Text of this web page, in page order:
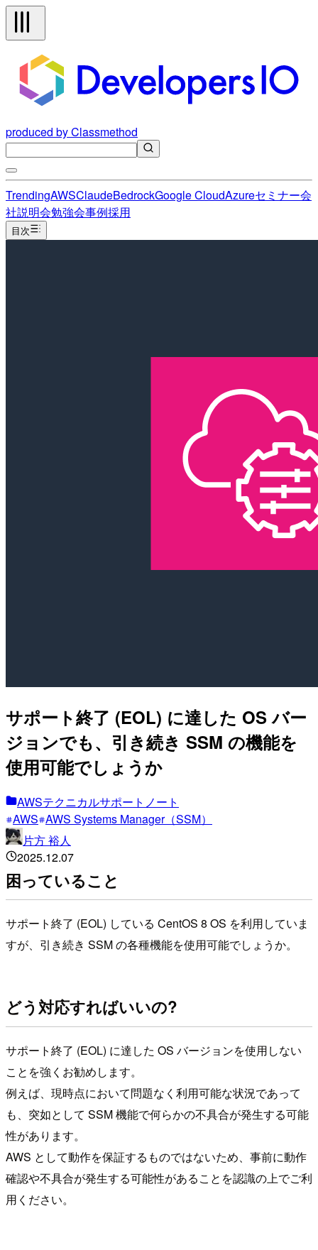
produced by Classmethod
TrendingAWSClaudeBedrockGoogle CloudAzureセミナー会
社説明会勉強会事例採用
目次
サポート終了 (EOL) に達した OS バー
ジョンでも、引き続き SSM の機能を
使用可能でしょうか
AWSテクニカルサポートノート
AWS AWS Systems Manager（SSM）
片方 裕人
2025.12.07
困っていること
サポート終了 (EOL) している CentOS 8 OS を利用していま
すが、引き続き SSM の各種機能を使用可能でしょうか。
どう対応すればいいの?
サポート終了 (EOL) に達した OS バージョンを使用しない
ことを強くお勧めします。
例えば、現時点において問題なく利用可能な状況であって
も、突如として SSM 機能で何らかの不具合が発生する可能
性があります。
AWS として動作を保証するものではないため、事前に動作
確認や不具合が発生する可能性があることを認識の上でご利
用ください。